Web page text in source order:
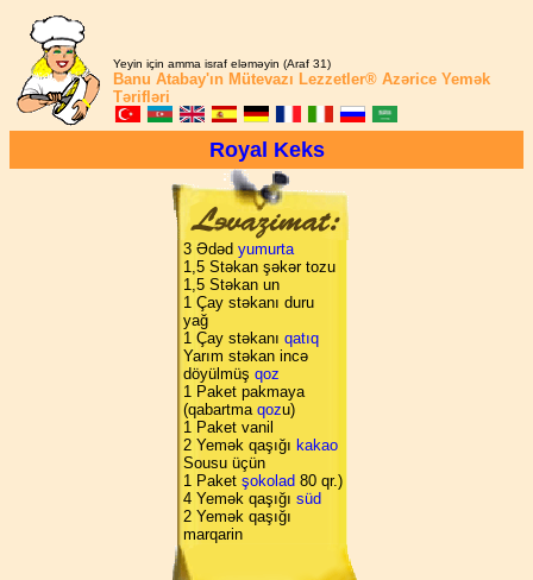
Yeyin için amma israf eləməyin (Araf 31)
Banu Atabay'ın Mütevazı Lezzetler® Azərice Yemək
Tərifləri
Royal Keks
3 Ədəd yumurta
1,5 Stəkan şəkər tozu
1,5 Stəkan un
1 Çay stəkanı duru
yağ
1 Çay stəkanı qatıq
Yarım stəkan incə
döyülmüş qoz
1 Paket pakmaya
(qabartma qozu)
1 Paket vanil
2 Yemək qaşığı kakao
Sousu üçün
1 Paket şokolad 80 qr.)
4 Yemək qaşığı süd
2 Yemək qaşığı
marqarin